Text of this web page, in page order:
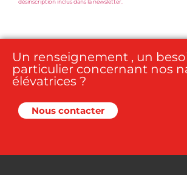
désinscription inclus dans la newsletter.
Un renseignement , un
particulier concernant nos
élévatrices ?
Nous contacter